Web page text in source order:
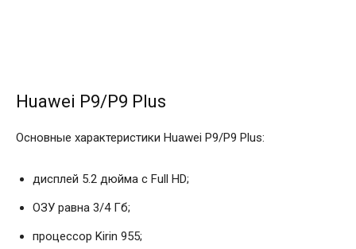
Huawei P9/P9 Plus
Основные характеристики Huawei P9/P9 Plus:
дисплей 5.2 дюйма с Full HD;
ОЗУ равна 3/4 Гб;
процессор Kirin 955;